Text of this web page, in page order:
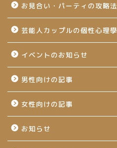
お見合い・パーティの攻略法
芸能人カップルの個性心理學
イベントのお知らせ
男性向けの記事
女性向けの記事
お知らせ